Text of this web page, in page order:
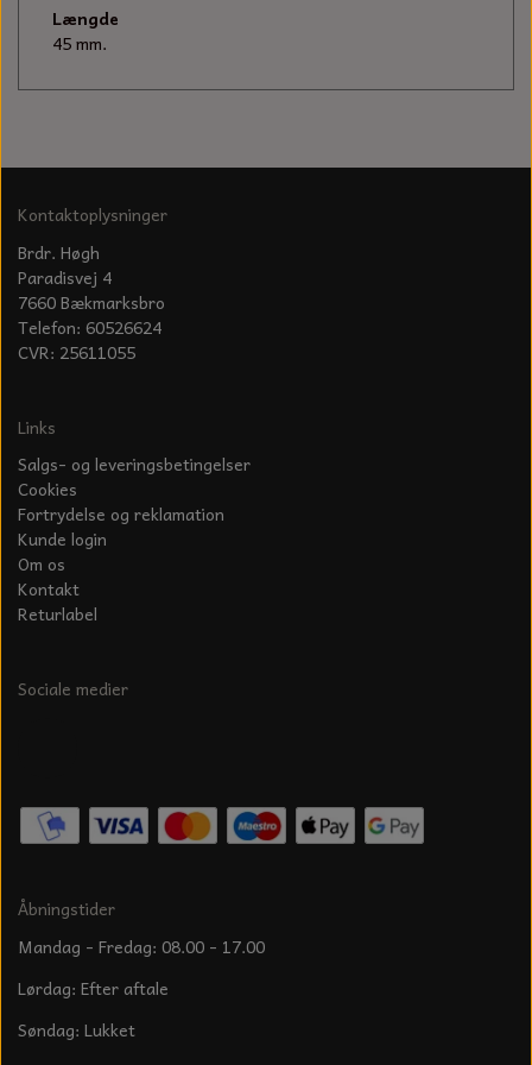
Længde
45 mm.
Kontaktoplysninger
Brdr. Høgh
Paradisvej 4
7660 Bækmarksbro
Telefon: 60526624
CVR: 25611055
Links
Salgs- og leveringsbetingelser
Cookies
Fortrydelse og reklamation
Kunde login
Om os
Kontakt
Returlabel
Sociale medier
Åbningstider
Mandag - Fredag: 08.00 - 17.00
Lørdag: Efter aftale
Søndag: Lukket